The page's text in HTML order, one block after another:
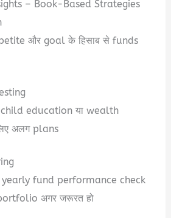
– Book-Based Strategies
और goal के हिसाब से funds
education या wealth
अलग plans
yearly fund performance check
अगर जरूरत हो